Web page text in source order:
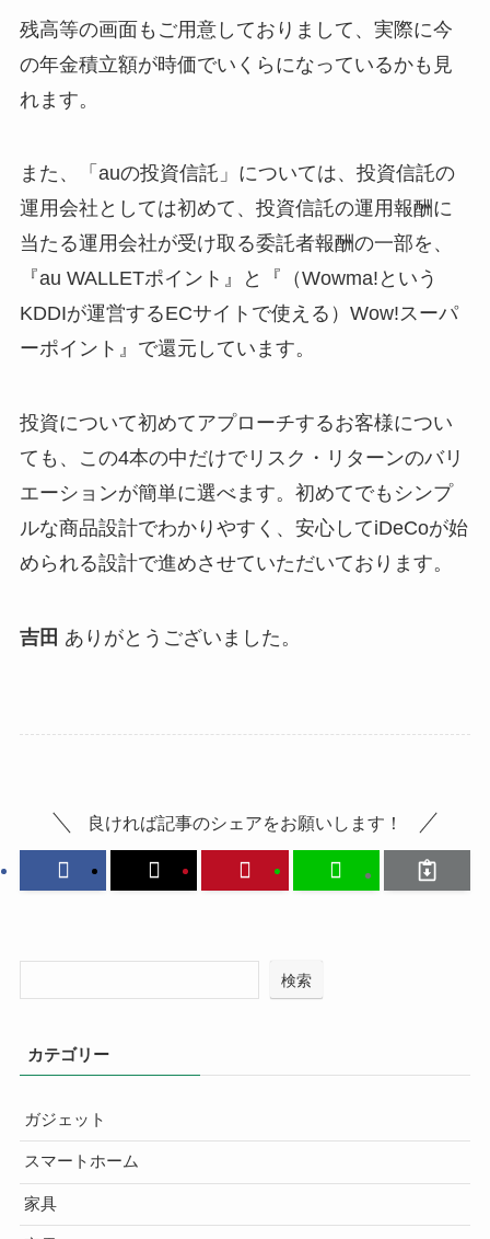
残高等の画面もご用意しておりまして、実際に今
の年金積立額が時価でいくらになっているかも見
れます。
また、「auの投資信託」については、投資信託の
運用会社としては初めて、投資信託の運用報酬に
当たる運用会社が受け取る委託者報酬の一部を、
『au WALLETポイント』と『（Wowma!という
KDDIが運営するECサイトで使える）Wow!スーパ
ーポイント』で還元しています。
投資について初めてアプローチするお客様につい
ても、この4本の中だけでリスク・リターンのバリ
エーションが簡単に選べます。初めてでもシンプ
ルな商品設計でわかりやすく、安心してiDeCoが始
められる設計で進めさせていただいております。
吉田 ありがとうございました。
良ければ記事のシェアをお願いします！
検索
カテゴリー
ガジェット
スマートホーム
家具